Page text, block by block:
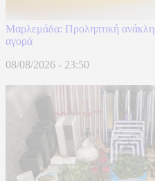
Μαρλεμάδα: Προληπτική
αγορά
08/08/2026 - 23:50